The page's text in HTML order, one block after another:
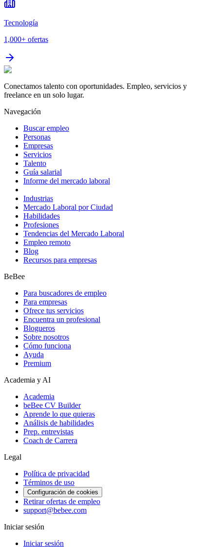
Tecnología
1,000+ ofertas
Conectamos talento con oportunidades. Empleo, servicios y
freelance en un solo lugar.
Navegación
Buscar empleo
Personas
Empresas
Servicios
Talento
Guía salarial
Informe del mercado laboral
Industrias
Mercado Laboral por Ciudad
Habilidades
Profesiones
Tendencias del Mercado Laboral
Empleo remoto
Blog
Recursos para empresas
BeBee
Para buscadores de empleo
Para empresas
Ofrece tus servicios
Encuentra un profesional
Blogueros
Sobre nosotros
Cómo funciona
Ayuda
Premium
Academia y AI
Academia
beBee CV Builder
Aprende lo que quieras
Análisis de habilidades
Prep. entrevistas
Coach de Carrera
Legal
Política de privacidad
Términos de uso
Configuración de cookies
Retirar ofertas de empleo
support@bebee.com
Iniciar sesión
Iniciar sesión